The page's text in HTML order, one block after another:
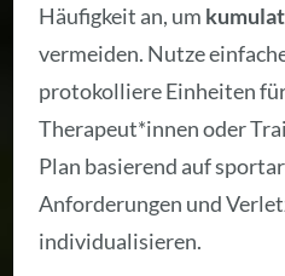
Häufigkeit an, um
vermeiden. Nutze
protokolliere Einheiten
Therapeut*innen oder
Plan basierend auf
Anforderungen und
individualisieren.